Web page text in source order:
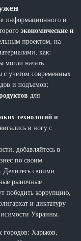
информационного и
экономические и
проектом, на
как:
могли начать
с учетом современных
и подъемов;
для
технологий и
в ногу с
добавляйтесь в
по своим
Делитесь своими
рыночные
победить коррупцию,
и диктатуру
Украины.
городов: Харьков,